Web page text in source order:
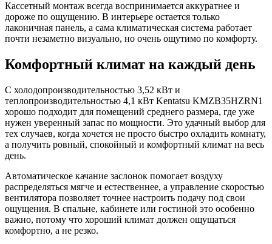
Кассетный монтаж всегда воспринимается аккуратнее и
дороже по ощущению. В интерьере остается только
лаконичная панель, а сама климатическая система работает
почти незаметно визуально, но очень ощутимо по комфорту.
Комфортный климат на каждый день
С холодопроизводительностью 3,52 кВт и
теплопроизводительностью 4,1 кВт Kentatsu KMZB35HZRN1
хорошо подходит для помещений среднего размера, где уже
нужен уверенный запас по мощности. Это удачный выбор для
тех случаев, когда хочется не просто быстро охладить комнату,
а получить ровный, спокойный и комфортный климат на весь
день.
Автоматическое качание заслонок помогает воздуху
распределяться мягче и естественнее, а управление скоростью
вентилятора позволяет точнее настроить подачу под свои
ощущения. В спальне, кабинете или гостиной это особенно
важно, потому что хороший климат должен ощущаться
комфортно, а не резко.